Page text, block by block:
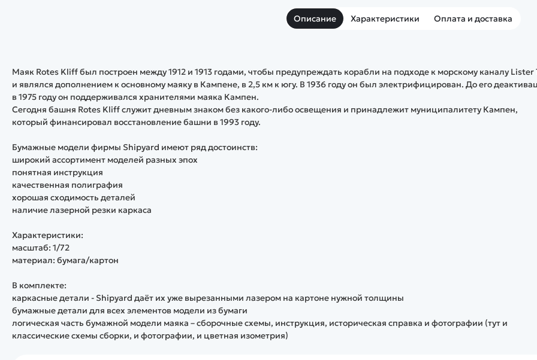
Описание Характеристики Оплата и доставка
Маяк Rotes Kliff был построен между 1912 и 1913 годами, чтобы предупреждать корабли на подходе к морскому каналу Lister
и являлся дополнением к основному маяку в Кампене, в 2,5 км к югу. В 1936 году он был электрифицирован. До его
в 1975 году он поддерживался хранителями маяка Кампен.
Сегодня башня Rotes Kliff служит дневным знаком без какого-либо освещения и принадлежит муниципалитету Кампен,
который финансировал восстановление башни в 1993 году.
Бумажные модели фирмы Shipyard имеют ряд достоинств:
широкий ассортимент моделей разных эпох
понятная инструкция
качественная полиграфия
хорошая сходимость деталей
наличие лазерной резки каркаса
Характеристики:
масштаб: 1/72
материал: бумага/картон
В комплекте:
каркасные детали - Shipyard даёт их уже вырезанными лазером на картоне нужной толщины
бумажные детали для всех элементов модели из бумаги
логическая часть бумажной модели маяка – сборочные схемы, инструкция, историческая справка и фотографии (тут и
классические схемы сборки, и фотографии, и цветная изометрия)